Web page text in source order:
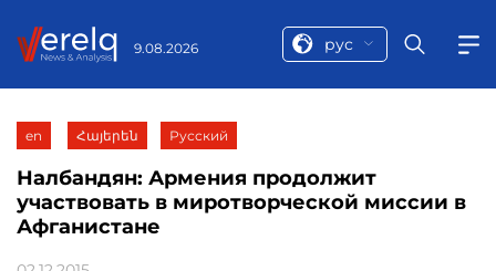
9.08.2026 рус
en Հայերեն Русский
Налбандян: Армения продолжит
участвовать в миротворческой миссии в
Афганистане